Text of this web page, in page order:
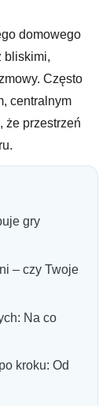
domowego
bliskimi,
Często
centralnym
że przestrzeń
gry
– czy Twoje
Na co
kroku: Od